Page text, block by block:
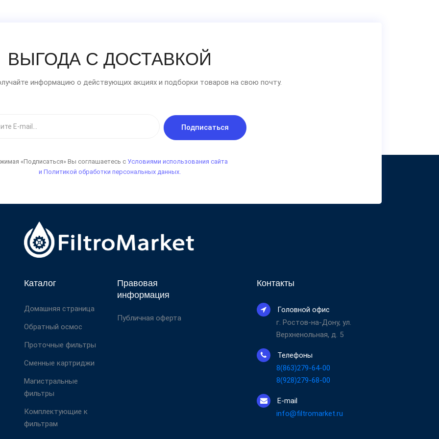
ВЫГОДА С ДОСТАВКОЙ
информацию о действующих акциях и подборки товаров на свою почту.
Подписаться
«Подписаться» Вы соглашаетесь с Условиями использования сайта
и Политикой обработки персональных данных.
Каталог
Домашняя страница
Обратный осмос
Проточные фильтры
Сменные картриджи
Магистральные
фильтры
Комплектующие к
фильтрам
Правовая
информация
Публичная оферта
Контакты
Головной офис
г. Ростов-на-Дону, ул.
Верхненольная, д. 5
Телефоны
8(863)279-64-00
8(928)279-68-00
E-mail
info@filtromarket.ru